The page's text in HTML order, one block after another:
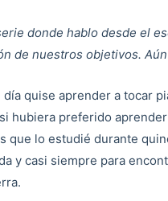
donde hablo desde el
de nuestros objetivos.
día quise aprender a tocar
hubiera preferido
que lo estudié durante
y casi siempre para